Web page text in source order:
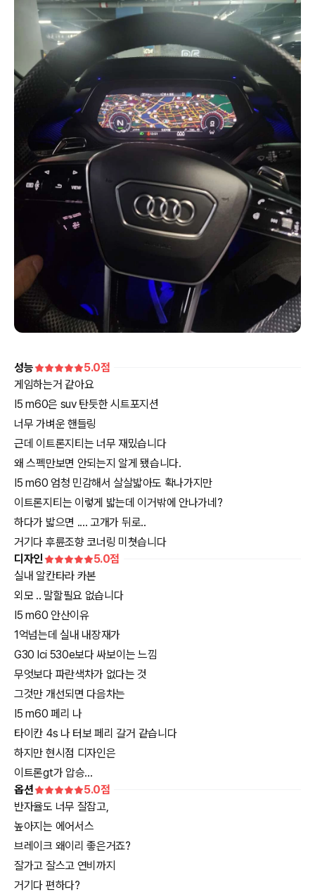
성능 5.0점
게임하는거 같아요
I5 m60은 suv 탄듯한 시트포지션
너무 가벼운 핸들링
근데 이트론지티는 너무 재밌습니다
왜 스펙만보면 안되는지 알게 됐습니다.
I5 m60 엄청 민감해서 살살밟아도 확나가지만
이트론지티는 이렇게 밟는데 이거밖에 안나가네?
하다가 밟으면 .... 고개가 뒤로..
거기다 후륜조향 코너링 미쳣습니다
디자인
5.0점
실내 알칸타라 카본
외모 .. 말할필요 없습니다
I5 m60 안산이유
1억넘는데 실내 내장재가
G30 lci 530e보다 싸보이는 느낌
무엇보다 파란색차가 없다는 것
그것만 개선되면 다음차는
I5 m60 페리 나
타이칸 4s 나 터보 페리 갈거 같습니다
하지만 현시점 디자인은
이트론gt가 압승...
옵션
5.0점
반자율도 너무 잘잡고,
높아지는 에어서스
브레이크 왜이리 좋은거죠?
잘가고 잘스고 연비까지
거기다 편하다?